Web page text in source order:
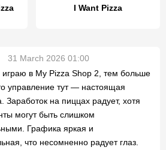
I Want Pizza
31 March 2026 01:00
в My Pizza Shop 2, тем больше
управление тут — настоящая
Заработок на пиццах радует, хотя
могут быть слишком
Графика яркая и
что несомненно радует глаз.